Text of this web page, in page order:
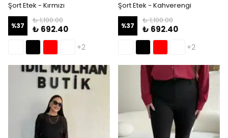
Şort Etek - Kırmızı
%37
₺ 1,100.00
₺ 692.40
+2
Şort Etek - Kahverengi
%37
₺ 1,100.00
₺ 692.40
+2